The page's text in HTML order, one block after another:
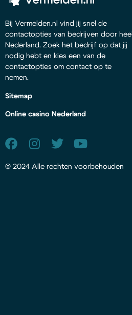
Bij Vermelden.nl vind jij snel de
contactopties van bedrijven door heel
Nederland. Zoek het bedrijf op dat jij
nodig hebt en kies een van de
contactopties om contact op te
nemen.
Sitemap
Online casino Nederland
© 2024 Alle rechten voorbehouden